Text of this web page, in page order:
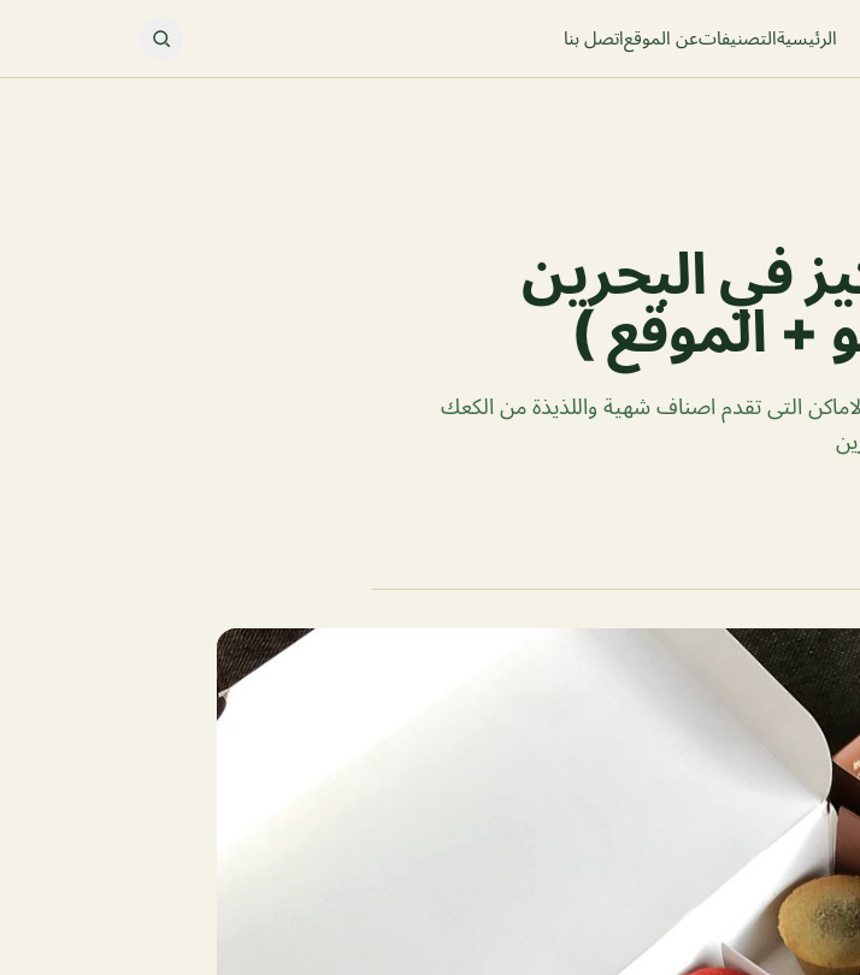
الرئيسيةالتصنيفاتعن الموقعاتصل بنا
في البحرين
+ الموقع )
التى تقدم اصناف شهية واللذيذة من الكعك